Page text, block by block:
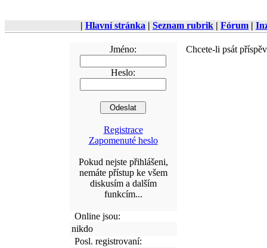
| Hlavní stránka | Seznam rubrik | Fórum |
Jméno:
Heslo:
Registrace
Zapomenuté heslo
Pokud nejste přihlášeni,
nemáte přístup ke všem
diskusím a dalším
funkcím...
Online jsou:
nikdo
Posl. registrovaní:
Chcete-li psát